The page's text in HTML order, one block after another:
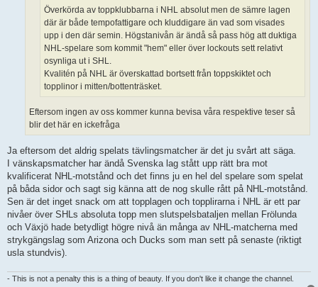
Överkörda av toppklubbarna i NHL absolut men de sämre lagen
där är både tempofattigare och kluddigare än vad som visades
upp i den där semin. Högstanivån är ändå så pass hög att duktiga
NHL-spelare som kommit "hem" eller över lockouts sett relativt
osynliga ut i SHL.
Kvalitén på NHL är överskattad bortsett från toppskiktet och
topplinor i mitten/bottenträsket.
Eftersom ingen av oss kommer kunna bevisa våra respektive teser så
blir det här en ickefråga
Ja eftersom det aldrig spelats tävlingsmatcher är det ju svårt att säga.
I vänskapsmatcher har ändå Svenska lag stått upp rätt bra mot
kvalificerat NHL-motstånd och det finns ju en hel del spelare som spelat
på båda sidor och sagt sig känna att de nog skulle rått på NHL-motstånd.
Sen är det inget snack om att topplagen och topplirarna i NHL är ett par
nivåer över SHLs absoluta topp men slutspelsbataljen mellan Frölunda
och Växjö hade betydligt högre nivå än många av NHL-matcherna med
strykgängslag som Arizona och Ducks som man sett på senaste (riktigt
usla stundvis).
- This is not a penalty this is a thing of beauty. If you don't like it change the channel.